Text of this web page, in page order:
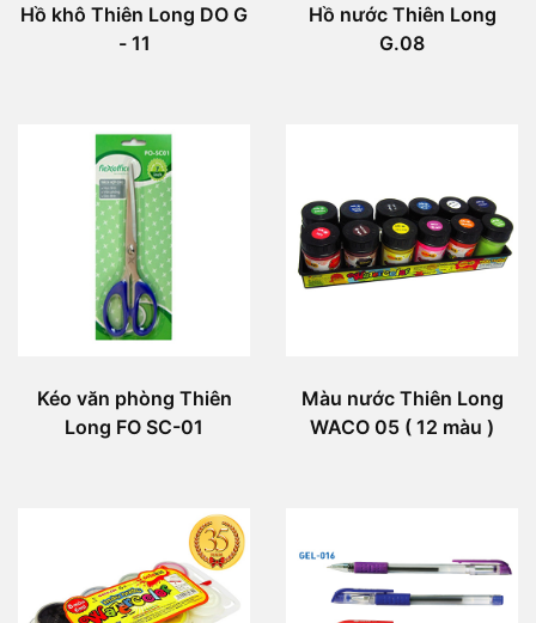
Hồ khô Thiên Long DO G
- 11
Hồ nước Thiên Long
G.08
Kéo văn phòng Thiên
Long FO SC-01
Màu nước Thiên Long
WACO 05 ( 12 màu )